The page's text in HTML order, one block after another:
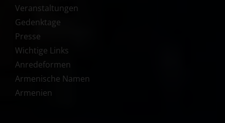
Veranstaltungen
Gedenktage
Presse
Wichtige Links
Anredeformen
Armenische Namen
Armenien